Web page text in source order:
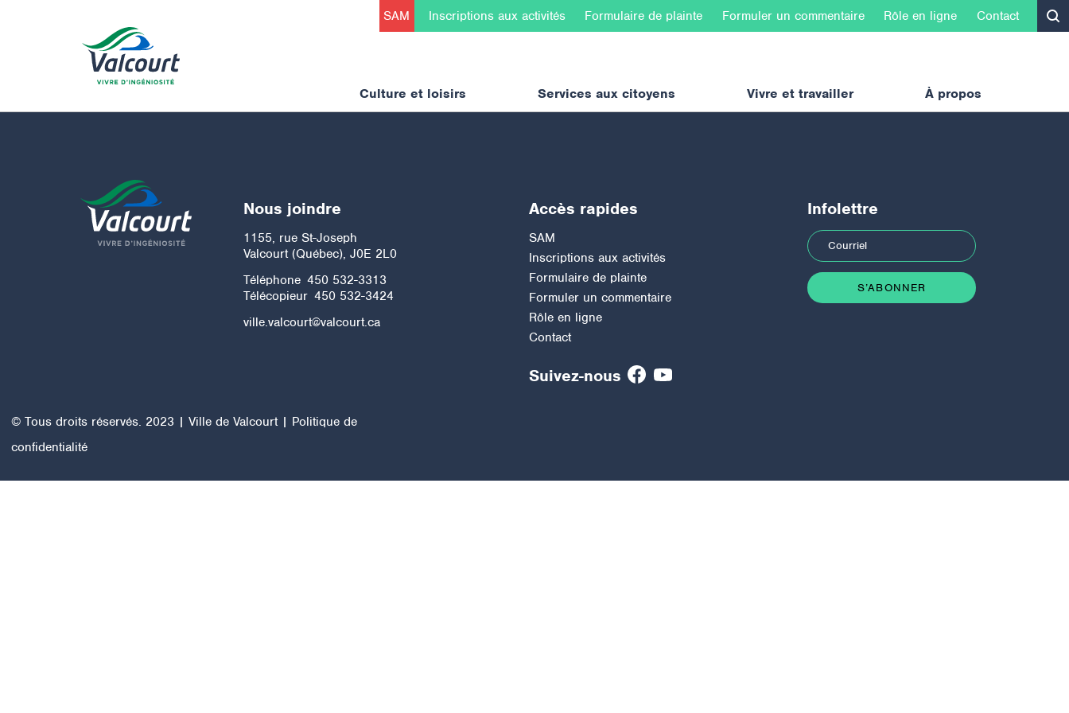
Culture et loisirs Services aux citoyens Vivre et travailler À propos
SAM Inscriptions aux activités Formulaire de plainte Formuler un commentaire Rôle en ligne Contact
Nous joindre
1155, rue St-Joseph
Valcourt (Québec), J0E 2L0
Téléphone 450 532-3313
Télécopieur 450 532-3424
ville.valcourt@valcourt.ca
Accès rapides
SAM
Inscriptions aux activités
Formulaire de plainte
Formuler un commentaire
Rôle en ligne
Contact
Suivez-nous
Infolettre
© Tous droits réservés. 2023 | Ville de Valcourt | Politique de
confidentialité